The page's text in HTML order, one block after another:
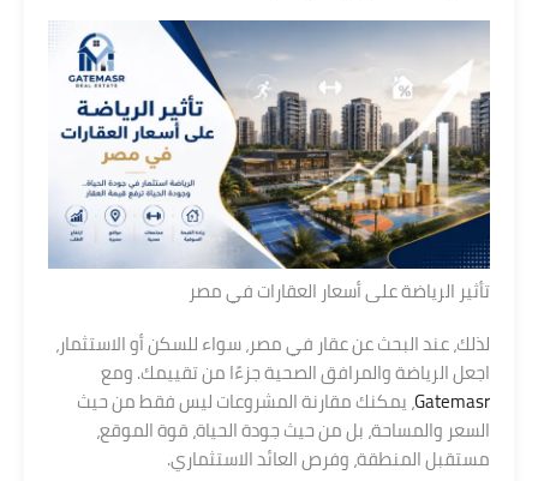
تأثير الرياضة على أسعار العقارات في مصر
لذلك، عند البحث عن عقار في مصر، سواء للسكن أو الاستثمار،
اجعل الرياضة والمرافق الصحية جزءًا من تقييمك. ومع
Gatemasr، يمكنك مقارنة المشروعات ليس فقط من حيث
السعر والمساحة، بل من حيث جودة الحياة، قوة الموقع،
مستقبل المنطقة، وفرص العائد الاستثماري.